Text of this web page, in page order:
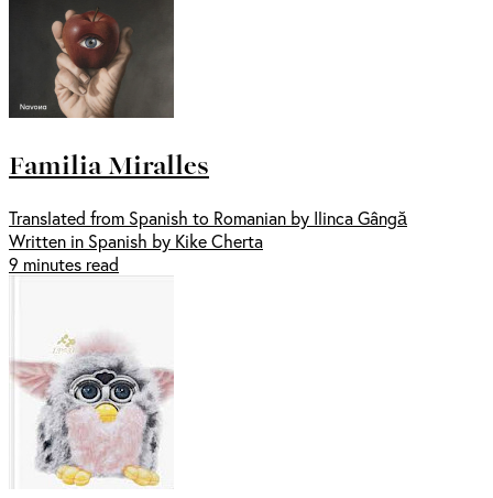
Familia Miralles
Translated from Spanish to Romanian by Ilinca Gângă
Written in Spanish by Kike Cherta
9 minutes read